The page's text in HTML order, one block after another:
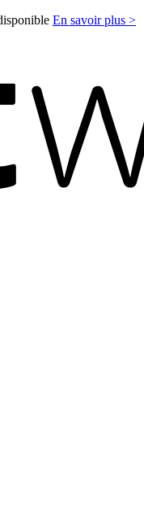
En savoir plus >